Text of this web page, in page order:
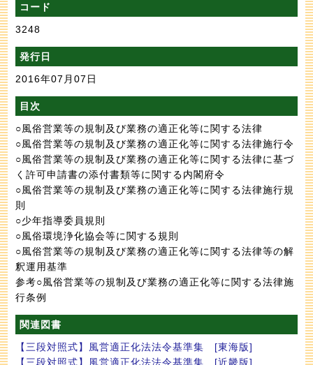
コード
3248
発行日
2016年07月07日
目次
○風俗営業等の規制及び業務の適正化等に関する法律
○風俗営業等の規制及び業務の適正化等に関する法律施行令
○風俗営業等の規制及び業務の適正化等に関する法律に基づ
く許可申請書の添付書類等に関する内閣府令
○風俗営業等の規制及び業務の適正化等に関する法律施行規
則
○少年指導委員規則
○風俗環境浄化協会等に関する規則
○風俗営業等の規制及び業務の適正化等に関する法律等の解
釈運用基準
参考○風俗営業等の規制及び業務の適正化等に関する法律施
行条例
関連図書
【三段対照式】風営適正化法法令基準集 [東海版]
【三段対照式】風営適正化法法令基準集 [近畿版]